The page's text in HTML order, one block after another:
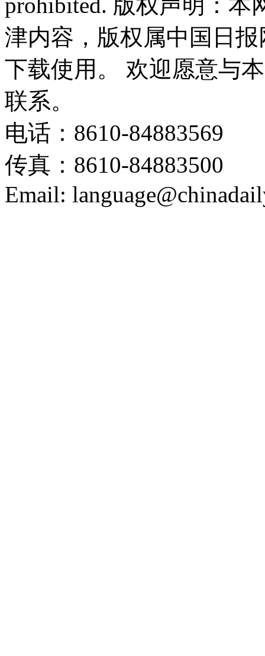
prohibited. 版权声明：
津内容，版权属中国日
下载使用。 欢迎愿意与
联系。
电话：8610-84883569
传真：8610-84883500
Email: